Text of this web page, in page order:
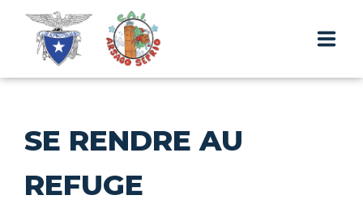
REFUGE
EXCURSIONS
SE RENDRE AU
REFUGE